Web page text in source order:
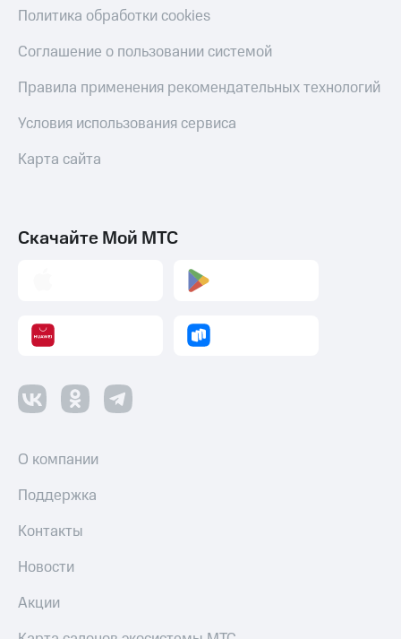
Политика обработки cookies
Соглашение о пользовании системой
Правила применения рекомендательных технологий
Условия использования сервиса
Карта сайта
Скачайте Мой МТС
О компании
Поддержка
Контакты
Новости
Акции